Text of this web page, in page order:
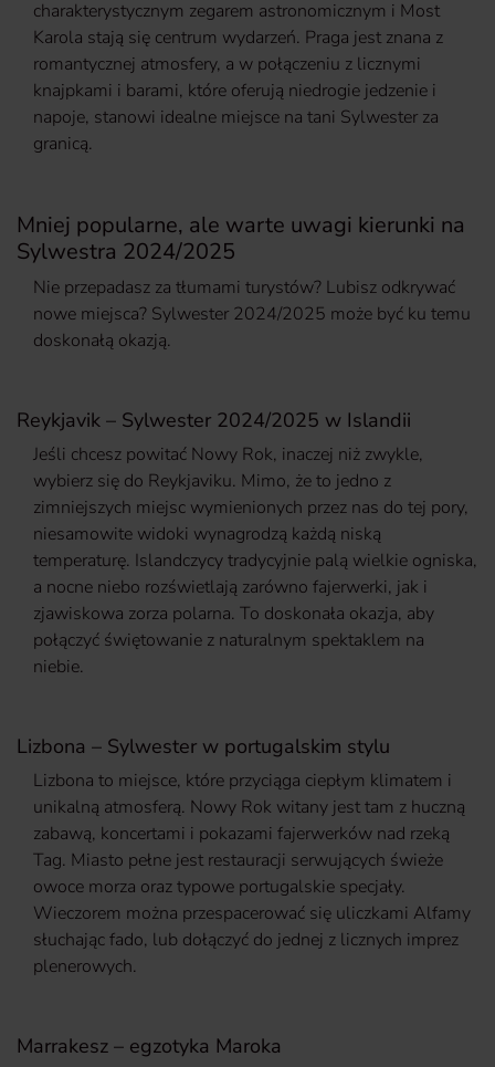
charakterystycznym zegarem astronomicznym i Most
Karola stają się centrum wydarzeń. Praga jest znana z
romantycznej atmosfery, a w połączeniu z licznymi
knajpkami i barami, które oferują niedrogie jedzenie i
napoje, stanowi idealne miejsce na tani Sylwester za
granicą.
Mniej popularne, ale warte uwagi kierunki na
Sylwestra 2024/2025
Nie przepadasz za tłumami turystów? Lubisz odkrywać
nowe miejsca? Sylwester 2024/2025 może być ku temu
doskonałą okazją.
Reykjavik – Sylwester 2024/2025 w Islandii
Jeśli chcesz powitać Nowy Rok, inaczej niż zwykle,
wybierz się do Reykjaviku. Mimo, że to jedno z
zimniejszych miejsc wymienionych przez nas do tej pory,
niesamowite widoki wynagrodzą każdą niską
temperaturę. Islandczycy tradycyjnie palą wielkie ogniska,
a nocne niebo rozświetlają zarówno fajerwerki, jak i
zjawiskowa zorza polarna. To doskonała okazja, aby
połączyć świętowanie z naturalnym spektaklem na
niebie.
Lizbona – Sylwester w portugalskim stylu
Lizbona to miejsce, które przyciąga ciepłym klimatem i
unikalną atmosferą. Nowy Rok witany jest tam z huczną
zabawą, koncertami i pokazami fajerwerków nad rzeką
Tag. Miasto pełne jest restauracji serwujących świeże
owoce morza oraz typowe portugalskie specjały.
Wieczorem można przespacerować się uliczkami Alfamy
słuchając fado, lub dołączyć do jednej z licznych imprez
plenerowych.
Marrakesz – egzotyka Maroka